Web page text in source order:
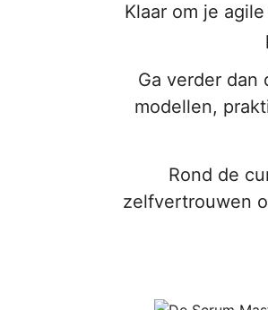
Klaar om je
Ga verder dan
modellen,
Rond de
zelfvertrouwen